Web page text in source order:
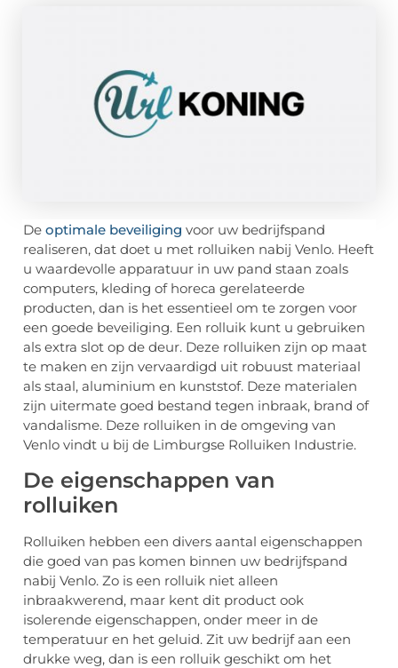
De optimale beveiliging voor uw bedrijfspand
realiseren, dat doet u met rolluiken nabij Venlo. Heeft
u waardevolle apparatuur in uw pand staan zoals
computers, kleding of horeca gerelateerde
producten, dan is het essentieel om te zorgen voor
een goede beveiliging. Een rolluik kunt u gebruiken
als extra slot op de deur. Deze rolluiken zijn op maat
te maken en zijn vervaardigd uit robuust materiaal
als staal, aluminium en kunststof. Deze materialen
zijn uitermate goed bestand tegen inbraak, brand of
vandalisme. Deze rolluiken in de omgeving van
Venlo vindt u bij de Limburgse Rolluiken Industrie.
De eigenschappen van
rolluiken
Rolluiken hebben een divers aantal eigenschappen
die goed van pas komen binnen uw bedrijfspand
nabij Venlo. Zo is een rolluik niet alleen
inbraakwerend, maar kent dit product ook
isolerende eigenschappen, onder meer in de
temperatuur en het geluid. Zit uw bedrijf aan een
drukke weg, dan is een rolluik geschikt om het